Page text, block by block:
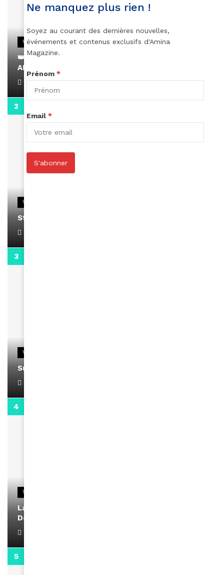
VIDEOS
👑 Remerciements à Ayden pour son message sur
AMINA, le Magazine de la Femme
April 1, 2022
VIDEOS
Stacy passe un message
VIDEOS
Support Black Business Wee-kend
VIDEOS
La rubrique santé speciale coronavirus du
Docteur Makanda
Ne manquez plus rien !
Soyez au courant des dernières nouvelles,
événements et contenus exclusifs d'Amina
Magazine.
Prénom *
Email *
S'abonner